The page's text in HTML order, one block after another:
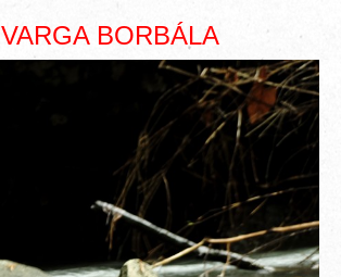
VARGA BORBÁLA